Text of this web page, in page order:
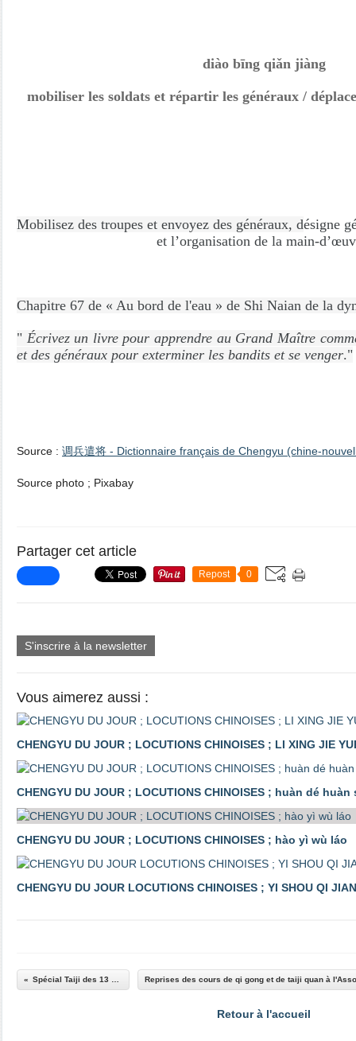
diào bīng qiǎn jiàng
mobiliser les soldats et répartir les généraux /
Mobilisez des troupes et envoyez des généraux, désigne
et l’organisation de la main-
Chapitre 67 de « Au bord de l'eau » de Shi Naian de la
" Écrivez un livre pour apprendre au Grand Maître
et des généraux pour exterminer les bandits et se venger."
Source : 调兵遣将 - Dictionnaire français de Chengyu (chine-
Source photo ; Pixabay
Partager cet article
Repost 0
S'inscrire à la newsletter
Vous aimerez aussi :
CHENGYU DU JOUR ; LOCUTIONS CHINOISES ; LI XING JIE
CHENGYU DU JOUR ; LOCUTIONS CHINOISES ; huàn dé huàn
CHENGYU DU JOUR ; LOCUTIONS CHINOISES ; hào yì wù láo
CHENGYU DU JOUR LOCUTIONS CHINOISES ; YI SHOU QI JIAN
Retour à l'accueil